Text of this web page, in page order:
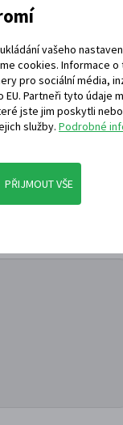
vašeho
cookies. Informace o
pro sociální média,
Partneři tyto údaje
jste jim poskytli
služby.Podrobné
PŘIJMOUT VŠE